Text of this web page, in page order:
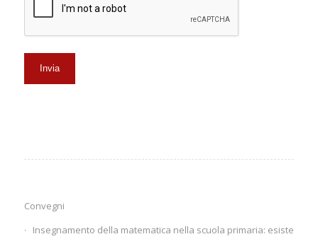
Convegni
Insegnamento della matematica nella scuola primaria: esiste